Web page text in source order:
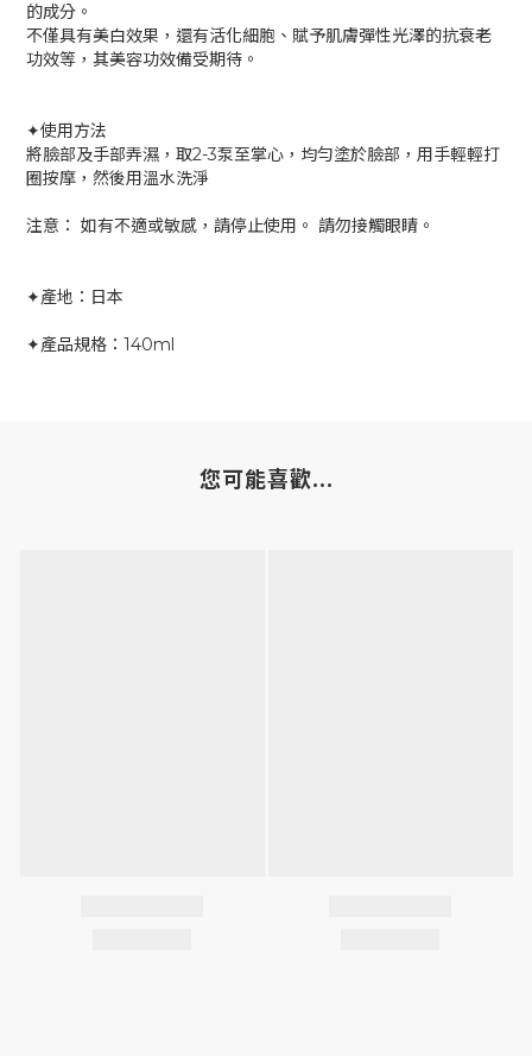
的成分。
不僅具有美白效果，還有活化細胞、賦予肌膚彈性光澤的抗衰老
功效等，其美容功效備受期待。
✦使用方法
將臉部及手部弄濕，取2-3泵至掌心，均勻塗於臉部，用手輕輕打
圈按摩，然後用溫水洗淨
注意： 如有不適或敏感，請停止使用。 請勿接觸眼睛。
✦產地：日本
✦產品規格：140ml
您可能喜歡...